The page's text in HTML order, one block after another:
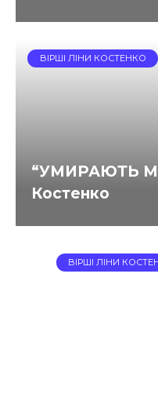
ВІРШІ ЛІНИ КОСТЕНКО
“УМИРАЮТЬ
Костенко
ВІРШІ ЛІНИ